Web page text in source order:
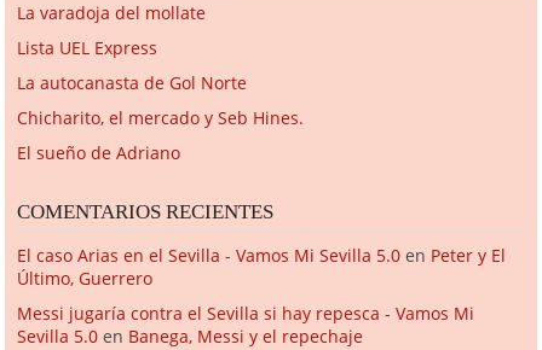
La varadoja del mollate
Lista UEL Express
La autocanasta de Gol Norte
Chicharito, el mercado y Seb Hines.
El sueño de Adriano
COMENTARIOS RECIENTES
El caso Arias en el Sevilla - Vamos Mi Sevilla 5.0 en Peter y El
Último, Guerrero
Messi jugaría contra el Sevilla si hay repesca - Vamos Mi
Sevilla 5.0 en Banega, Messi y el repechaje